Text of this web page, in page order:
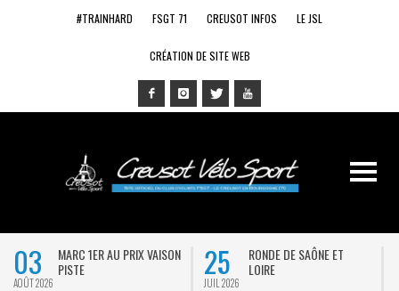
#TRAINHARD FSGT 71 CREUSOT INFOS LE JSL
CRÉATION DE SITE WEB
03
AOÛT 2026
MARC 1ER AU PRIX VAISON
PISTE
25
JUIL 2026
RONDE DE SAÔNE ET
LOIRE